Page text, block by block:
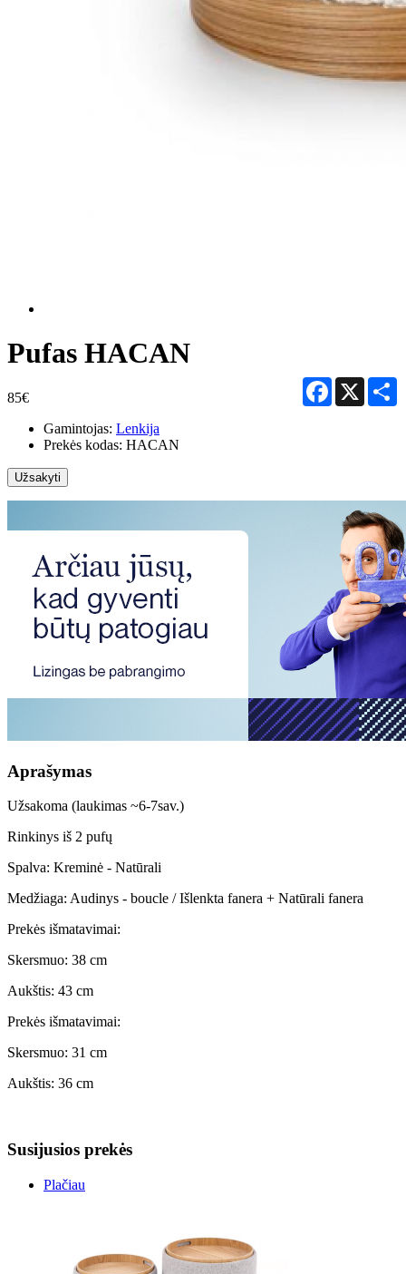
Pufas HACAN
85€
Facebook
X
Gamintojas: Lenkija
Prekės kodas: HACAN
Užsakyti
Aprašymas
Užsakoma (laukimas ~6-7sav.)
Rinkinys iš 2 pufų
Spalva: Kreminė - Natūrali
Medžiaga: Audinys - boucle / Išlenkta fanera + Natūrali fanera
Prekės išmatavimai:
Skersmuo: 38 cm
Aukštis: 43 cm
Prekės išmatavimai:
Skersmuo: 31 cm
Aukštis: 36 cm
Susijusios prekės
Plačiau